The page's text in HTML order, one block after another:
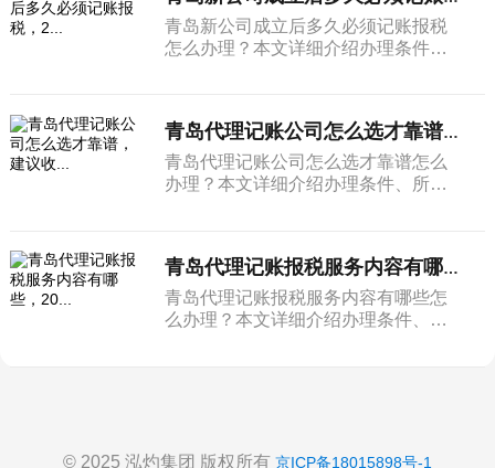
青岛新公司成立后多久必须记账报税
怎么办理？本文详细介绍办理条件、
青岛代理记账公司怎么选才靠谱，建议收...
青岛代理记账公司怎么选才靠谱怎么
办理？本文详细介绍办理条件、所需
青岛代理记账报税服务内容有哪些，20...
青岛代理记账报税服务内容有哪些怎
么办理？本文详细介绍办理条件、所
© 2025 泓灼集团 版权所有 京ICP备18015898号-1